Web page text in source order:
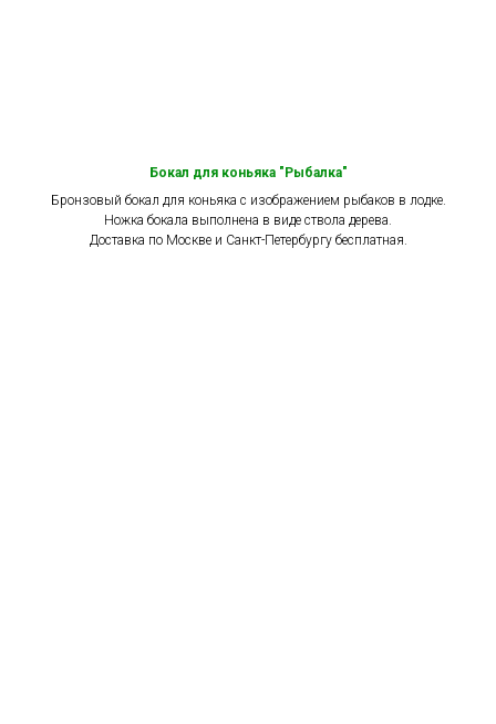
Бокал для коньяка "Рыбалка"
Бронзовый бокал для коньяка с изображением рыбаков в лодке.
Ножка бокала выполнена в виде ствола дерева.
Доставка по Москве и Санкт-Петербургу бесплатная.